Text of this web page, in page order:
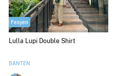
Fesyen
Lulla Lupi Double Shirt
BANTEN